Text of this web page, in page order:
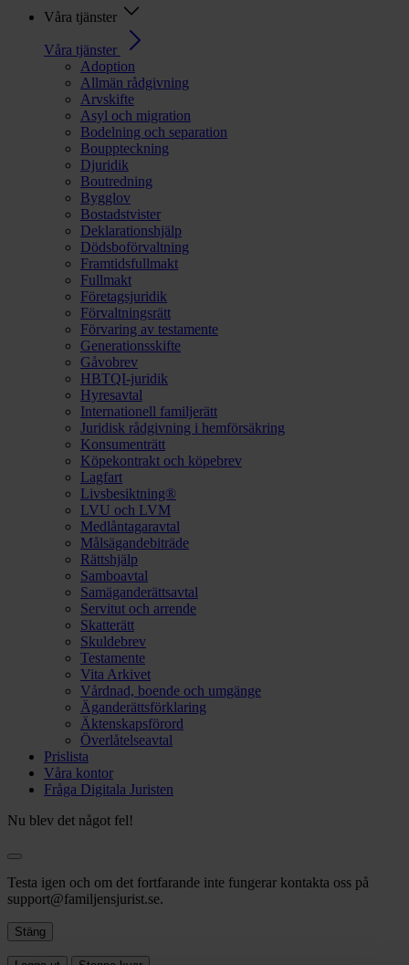
Våra tjänster
Våra tjänster
Adoption
Allmän rådgivning
Arvskifte
Asyl och migration
Bodelning och separation
Bouppteckning
Djuridik
Boutredning
Bygglov
Bostadstvister
Deklarationshjälp
Dödsboförvaltning
Framtidsfullmakt
Fullmakt
Företagsjuridik
Förvaltningsrätt
Förvaring av testamente
Generationsskifte
Gåvobrev
HBTQI-juridik
Hyresavtal
Internationell familjerätt
Juridisk rådgivning i hemförsäkring
Konsumenträtt
Köpekontrakt och köpebrev
Lagfart
Livsbesiktning®
LVU och LVM
Medlåntagaravtal
Målsägandebiträde
Rättshjälp
Samboavtal
Samäganderättsavtal
Servitut och arrende
Skatterätt
Skuldebrev
Testamente
Vita Arkivet
Vårdnad, boende och umgänge
Äganderättsförklaring
Äktenskapsförord
Överlåtelseavtal
Prislista
Våra kontor
Fråga Digitala Juristen
Nu blev det något fel!
Testa igen och om det fortfarande inte fungerar kontakta oss på
support@familjensjurist.se.
Stäng